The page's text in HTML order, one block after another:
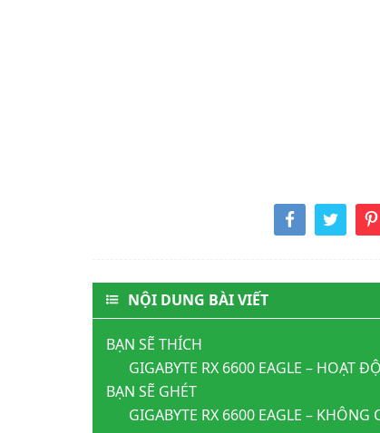
NỘI DUNG BÀI VIẾT
BẠN SẼ THÍCH
GIGABYTE RX 6600 EAGLE – HOẠT
BẠN SẼ GHÉT
GIGABYTE RX 6600 EAGLE –